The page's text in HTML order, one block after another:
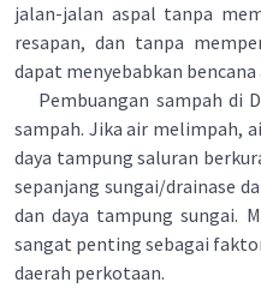
jalan-jalan aspal tanpa
resapan, dan tanpa
dapat menyebabkan
Pembuangan sampah di
sampah. Jika air melimpah,
daya tampung saluran
sepanjang sungai/drainase
dan daya tampung sungai.
sangat penting sebagai
daerah perkotaan.